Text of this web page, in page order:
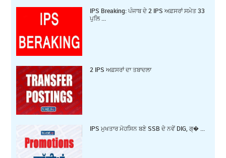
IPS Breaking: ਪੰਜਾਬ ਦੇ 2 IPS ਅਫ਼ਸਰਾਂ ਸਮੇਤ 33
ਪੁਲਿ ...
2 IPS ਅਫ਼ਸਰਾਂ ਦਾ ਤਬਾਦਲਾ
IPS ਮੁਖਤਾਰ ਮੋਹਸਿਨ ਬਣੇ SSB ਦੇ ਨਵੇਂ DIG, ਗ੍� ...